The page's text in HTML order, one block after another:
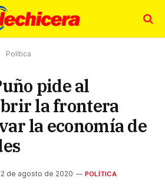
Política
pide al
la frontera
la economía de
de agosto de 2020 POLÍTICA